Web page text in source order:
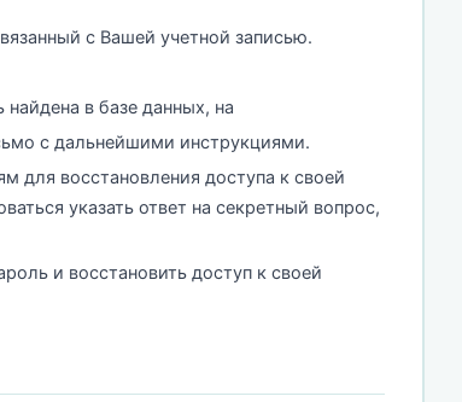
с Вашей учетной записью.
в базе данных, на
с дальнейшими инструкциями.
для восстановления доступа к своей
указать ответ на секретный вопрос,
и восстановить доступ к своей